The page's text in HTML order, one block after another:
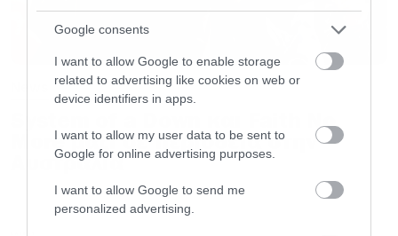
Google consents
I want to allow Google to enable storage
related to advertising like cookies on web or
device identifiers in apps.
I want to allow my user data to be sent to
Google for online advertising purposes.
I want to allow Google to send me
personalized advertising.
Ψηφίστε στο τέλος του άρθρου!
Murray (Dio)
Eddie (Iron Maiden)
System of a Down και Faith No
More μαζί σε περιοδεία στην
Αυστραλία